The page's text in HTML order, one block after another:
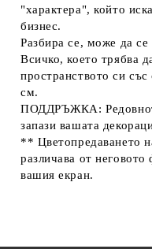
"характера", който
бизнес.
Разбира се, може да
Всичко, което трябва
пространството си
см.
ПОДДРЪЖКА:
запази вашата
** Цветопредаването
различава от неговото
вашия екран.